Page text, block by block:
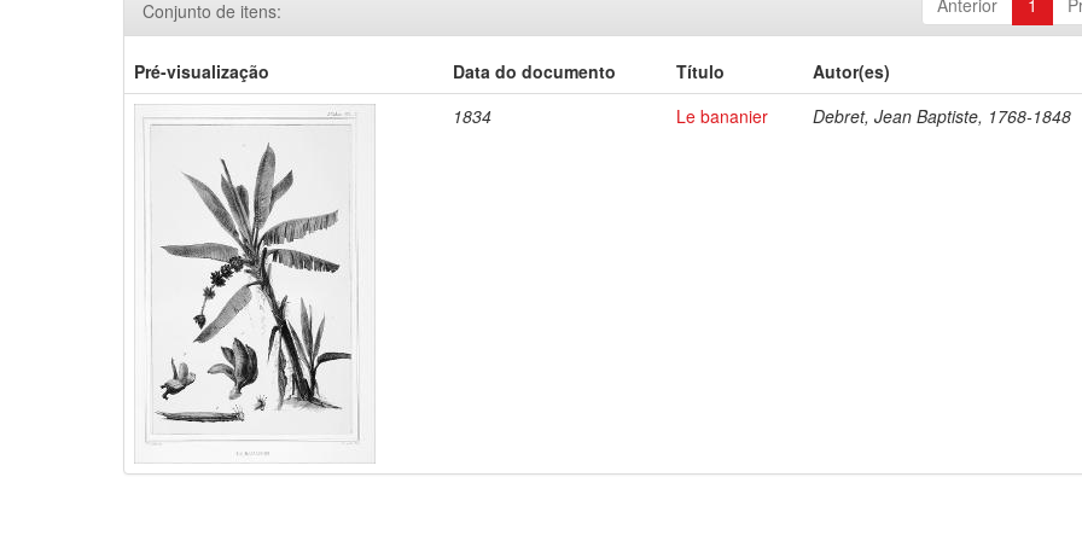
Anterior 1
Conjunto de itens:
Pré-visualização Data do documento Título
Autor(es)
1834
Le bananier Debret, Jean Baptiste, 1768-1848